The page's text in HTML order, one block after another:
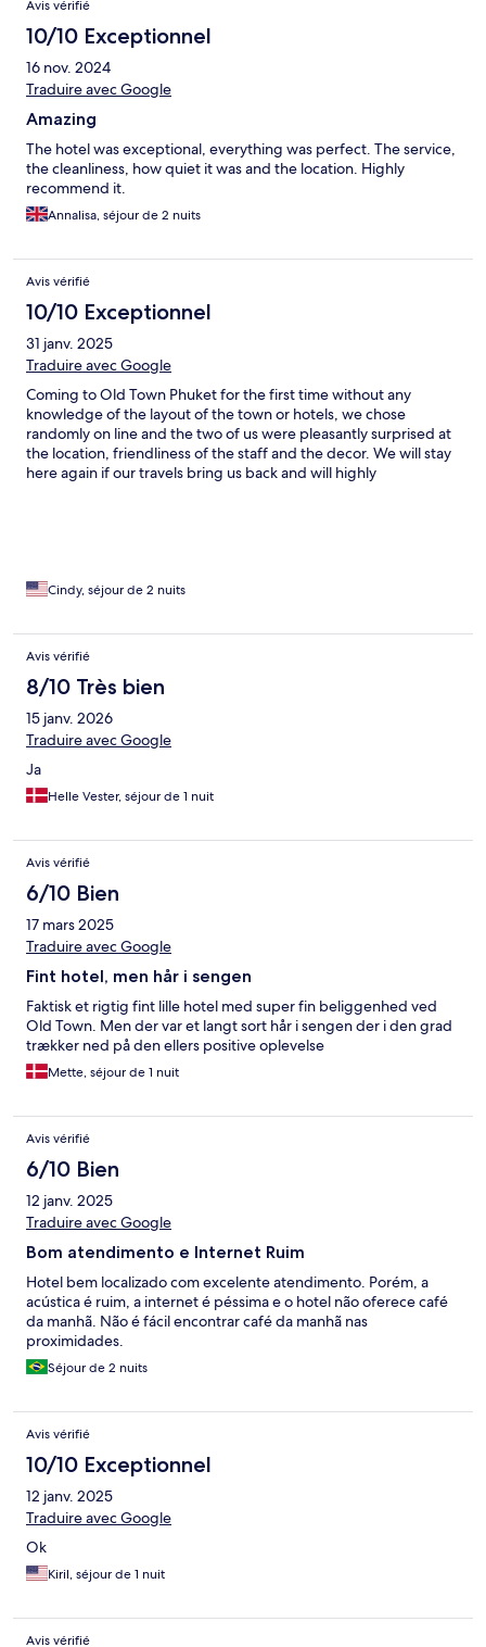
Avis vérifié
10/10 Exceptionnel
16 nov. 2024
Traduire avec Google
Amazing
The hotel was exceptional, everything was perfect. The service,
the cleanliness, how quiet it was and the location. Highly
recommend it.
Annalisa, séjour de 2 nuits
Avis vérifié
10/10 Exceptionnel
31 janv. 2025
Traduire avec Google
Coming to Old Town Phuket for the first time without any
knowledge of the layout of the town or hotels, we chose
randomly on line and the two of us were pleasantly surprised at
the location, friendliness of the staff and the decor. We will stay
here again if our travels bring us back and will highly
Cindy, séjour de 2 nuits
Avis vérifié
8/10 Très bien
15 janv. 2026
Traduire avec Google
Ja
Helle Vester, séjour de 1 nuit
Avis vérifié
6/10 Bien
17 mars 2025
Traduire avec Google
Fint hotel, men hår i sengen
Faktisk et rigtig fint lille hotel med super fin beliggenhed ved
Old Town. Men der var et langt sort hår i sengen der i den grad
trækker ned på den ellers positive oplevelse
Mette, séjour de 1 nuit
Avis vérifié
6/10 Bien
12 janv. 2025
Traduire avec Google
Bom atendimento e Internet Ruim
Hotel bem localizado com excelente atendimento. Porém, a
acústica é ruim, a internet é péssima e o hotel não oferece café
da manhã. Não é fácil encontrar café da manhã nas
proximidades.
Séjour de 2 nuits
Avis vérifié
10/10 Exceptionnel
12 janv. 2025
Traduire avec Google
Ok
Kiril, séjour de 1 nuit
Avis vérifié